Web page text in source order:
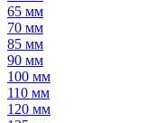
65 мм
70 мм
85 мм
90 мм
100 мм
110 мм
120 мм